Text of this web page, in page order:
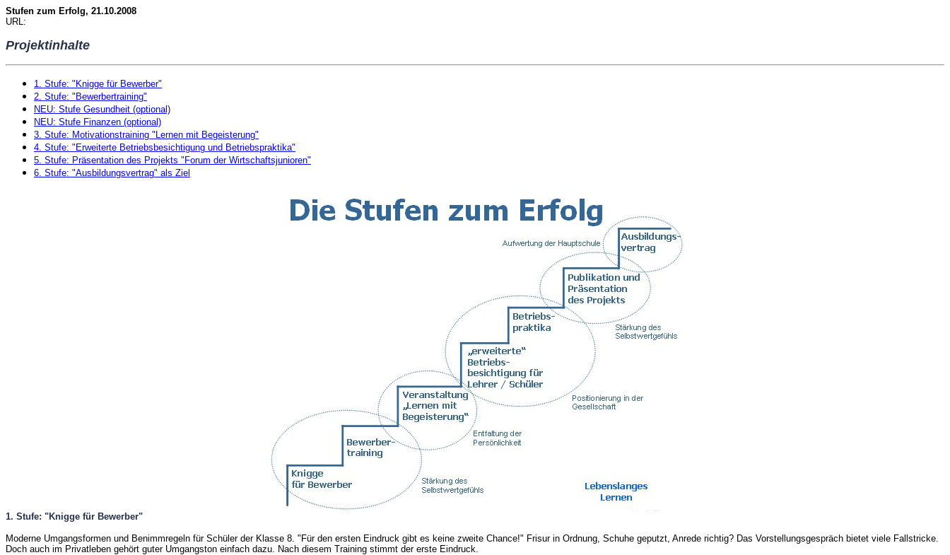
Stufen zum Erfolg, 21.10.2008
URL:
Projektinhalte
1. Stufe: "Knigge für Bewerber"
2. Stufe: "Bewerbertraining"
NEU: Stufe Gesundheit (optional)
NEU: Stufe Finanzen (optional)
3. Stufe: Motivationstraining "Lernen mit Begeisterung"
4. Stufe: "Erweiterte Betriebsbesichtigung und Betriebspraktika"
5. Stufe: Präsentation des Projekts "Forum der Wirtschaftsjunioren"
6. Stufe: "Ausbildungsvertrag" als Ziel
1. Stufe: "Knigge für Bewerber"
Moderne Umgangsformen und Benimmregeln für Schüler der Klasse 8. "Für den ersten Eindruck gibt es keine zweite Chance!" Frisur in Ordnung, Schuhe geputzt, Anrede richtig? Das Vorstellungsgespräch bietet viele Fallstricke.
Doch auch im Privatleben gehört guter Umgangston einfach dazu. Nach diesem Training stimmt der erste Eindruck.